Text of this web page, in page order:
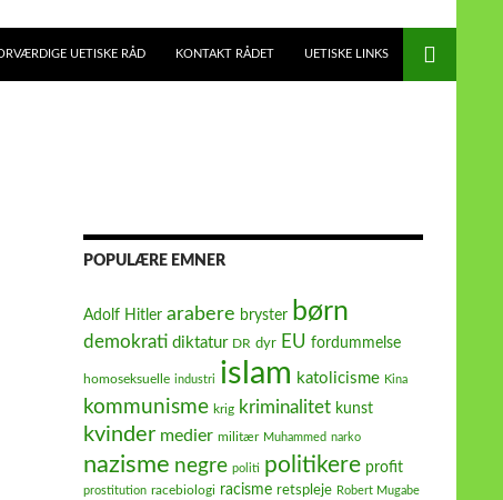
UETISKE RÅD KONTAKT RÅDET UETISKE LINKS
POPULÆRE EMNER
Adolf Hitler arabere bryster børn
demokrati diktatur DR dyr EU fordummelse
homoseksuelle industri islam katolicisme Kina
kommunisme krig kriminalitet kunst
kvinder medier militær Muhammed narko
nazisme negre politi politikere profit
prostitution racebiologi racisme retspleje Robert Mugabe